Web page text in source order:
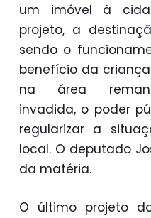
um imóvel à
projeto, a
sendo o
benefício da
na área
invadida, o poder
regularizar a
local. O deputado
da matéria.
O último projeto